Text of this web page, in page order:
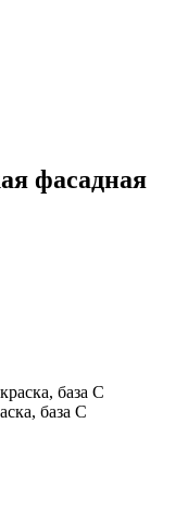
фасадная
база С
база С